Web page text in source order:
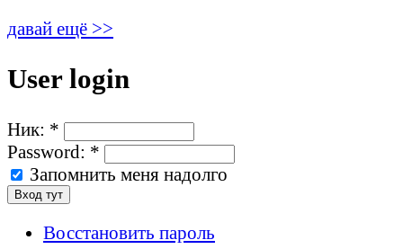
давай ещё >>
User login
Ник: *
Password: *
Запомнить меня надолго
Восстановить пароль